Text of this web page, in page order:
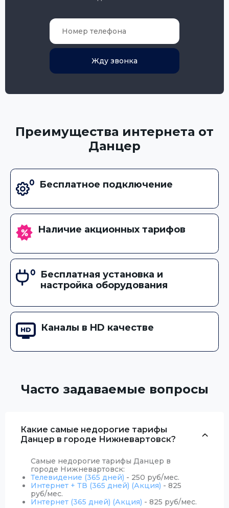
Жду звонка
Преимущества интернета от
Данцер
Бесплатное подключение
Наличие акционных тарифов
Бесплатная установка и
настройка оборудования
Каналы в HD качестве
Часто задаваемые вопросы
Какие самые недорогие тарифы
Данцер в городе Нижневартовск?
Самые недорогие тарифы Данцер в
городе Нижневартовск:
Телевидение (365 дней) - 250 руб/мес.
Интернет + ТВ (365 дней) (Акция) - 825
руб/мес.
Интернет (365 дней) (Акция) - 825 руб/мес.